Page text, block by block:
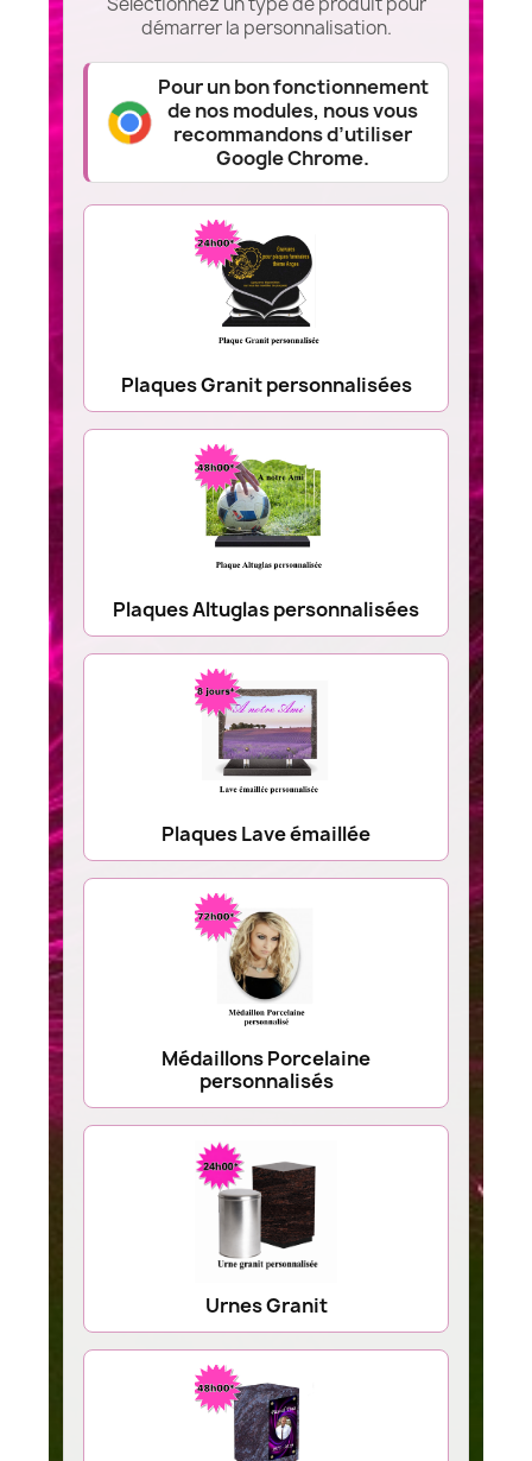
démarrer la personnalisation.
Pour un bon fonctionnement
de nos modules, nous vous
recommandons d’utiliser
Google Chrome.
Plaques Granit personnalisées
Plaques Altuglas personnalisées
Plaques Lave émaillée
Médaillons Porcelaine
personnalisés
Urnes Granit